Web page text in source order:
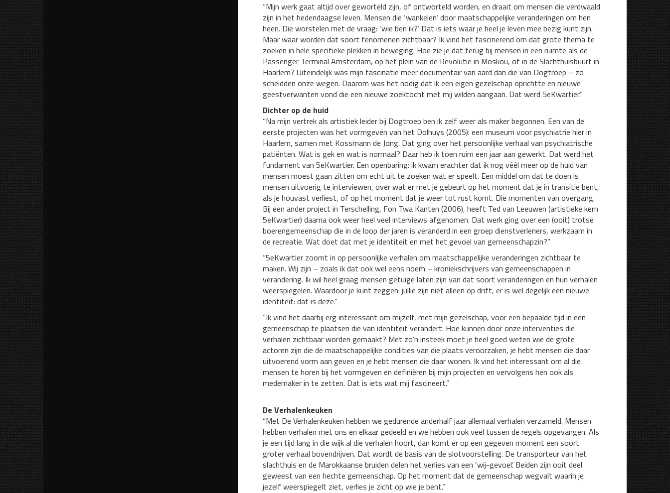
“Mijn werk gaat altijd over geworteld zijn, of ontworteld worden, en draait om mensen die verdwaald
zijn in het hedendaagse leven. Mensen die ‘wankelen’ door maatschappelijke veranderingen om hen
heen. Die worstelen met de vraag: ‘wie ben ik?’ Dat is iets waar je heel je leven mee bezig kunt zijn.
Maar waar worden dat soort fenomenen zichtbaar? Ik vind het fascinerend om dat grote thema te
zoeken in hele specifieke plekken in beweging. Hoe zie je dat terug bij mensen in een ruimte als de
Passenger Terminal Amsterdam, op het plein van de Revolutie in Moskou, of in de Slachthuisbuurt in
Haarlem? Uiteindelijk was mijn fascinatie meer documentair van aard dan die van Dogtroep – zo
scheidden onze wegen. Daarom was het nodig dat ik een eigen gezelschap oprichtte en nieuwe
geestverwanten vond die een nieuwe zoektocht met mij wilden aangaan. Dat werd 5eKwartier.”
Dichter op de huid
“Na mijn vertrek als artistiek leider bij Dogtroep ben ik zelf weer als maker begonnen. Een van de
eerste projecten was het vormgeven van het Dolhuys (2005): een museum voor psychiatrie hier in
Haarlem, samen met Kossmann de Jong. Dat ging over het persoonlijke verhaal van psychiatrische
patiënten. Wat is gek en wat is normaal? Daar heb ik toen ruim een jaar aan gewerkt. Dat werd het
fundament van 5eKwartier. Een openbaring: ik kwam erachter dat ik nog véél meer op de huid van
mensen moest gaan zitten om echt uit te zoeken wat er speelt. Een middel om dat te doen is
mensen uitvoerig te interviewen, over wat er met je gebeurt op het moment dat je in transitie bent,
als je houvast verliest, of op het moment dat je weer tot rust komt. Die momenten van overgang.
Bij een ander project in Terschelling, Fon Twa Kanten (2006), heeft Ted van Leeuwen (artistieke kern
5eKwartier) daarna ook weer heel veel interviews afgenomen. Dat werk ging over een (ooit) trotse
boerengemeenschap die in de loop der jaren is veranderd in een groep dienstverleners, werkzaam in
de recreatie. Wat doet dat met je identiteit en met het gevoel van gemeenschapzin?”
“5eKwartier zoomt in op persoonlijke verhalen om maatschappelijke veranderingen zichtbaar te
maken. Wij zijn – zoals ik dat ook wel eens noem – kroniekschrijvers van gemeenschappen in
verandering. Ik wil heel graag mensen getuige laten zijn van dat soort veranderingen en hun verhalen
weerspiegelen. Waardoor je kunt zeggen: jullie zijn niet alleen op drift, er is wel degelijk een nieuwe
identiteit: dat is deze.”
“Ik vind het daarbij erg interessant om mijzelf, met mijn gezelschap, voor een bepaalde tijd in een
gemeenschap te plaatsen die van identiteit verandert. Hoe kunnen door onze interventies die
verhalen zichtbaar worden gemaakt? Met zo’n insteek moet je heel goed weten wie de grote
actoren zijn die de maatschappelijke condities van die plaats veroorzaken, je hebt mensen die daar
uitvoerend vorm aan geven en je hebt mensen die daar wonen. Ik vind het interessant om al die
mensen te horen bij het vormgeven en definiëren bij mijn projecten en vervolgens hen ook als
medemaker in te zetten. Dat is iets wat mij fascineert.”
De Verhalenkeuken
“Met De Verhalenkeuken hebben we gedurende anderhalf jaar allemaal verhalen verzameld. Mensen
hebben verhalen met ons en elkaar gedeeld en we hebben ook veel tussen de regels opgevangen. Als
je een tijd lang in die wijk al die verhalen hoort, dan komt er op een gegeven moment een soort
groter verhaal bovendrijven. Dat wordt de basis van de slotvoorstelling. De transporteur van het
slachthuis en de Marokkaanse bruiden delen het verlies van een ‘wij-gevoel’. Beiden zijn ooit deel
geweest van een hechte gemeenschap. Op het moment dat de gemeenschap wegvalt waarin je
jezelf weerspiegelt ziet, verlies je zicht op wie je bent.”